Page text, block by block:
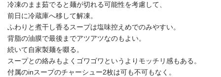
冷凍のまま茹でると麺が切れる可能性を考慮して、
前日に冷蔵庫へ移して解凍。
ふわりと煮干し香るスープは塩味控えめでのみやすい。
背脂の油膜で最後までアツアツなのもよい。
続いて自家製麺を啜る。
スープとの絡みもよくゴワゴワというよりモッチリ感もある。
付属のinスープのチャーシュー2枚は可も不可もなく。